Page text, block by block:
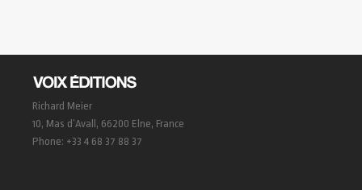
Richard Meier
10, Mas d’Avall, 66200 Elne, France
Phone: +33 4 68 37 88 37